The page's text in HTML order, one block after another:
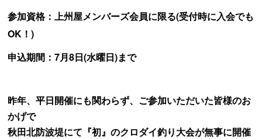
参加資格：上州屋メンバーズ会員に限る(受付時に入会でも
OK！)
申込期間：7月8日(水曜日)まで
昨年、平日開催にも関わらず、ご参加いただいた皆様のお
かげで
秋田北防波堤にて『初』のクロダイ釣り大会が無事に開催